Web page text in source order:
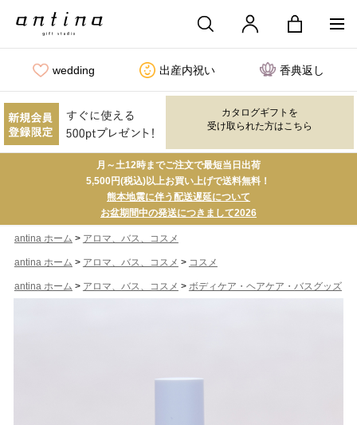
wedding 出産内祝い 香典返し
カタログギフトを
受け取られた方はこちら
月～土12時までご注文で最短当日出荷
5,500円(税込)以上お買い上げで送料無料！
熊本地震に伴う配送遅延について
お盆期間中の発送につきまして2026
antina ホーム > アロマ、バス、コスメ
antina ホーム > アロマ、バス、コスメ > コスメ
antina ホーム > アロマ、バス、コスメ > ボディケア・ヘアケア・バスグッズ